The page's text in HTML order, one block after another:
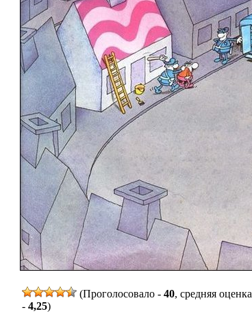
(Проголосовало - 40, средняя оценка
- 4,25)